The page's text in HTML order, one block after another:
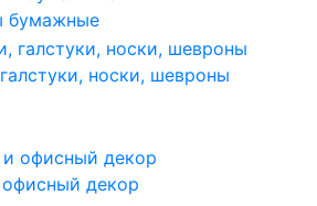
бумажные
носки, шевроны
декор